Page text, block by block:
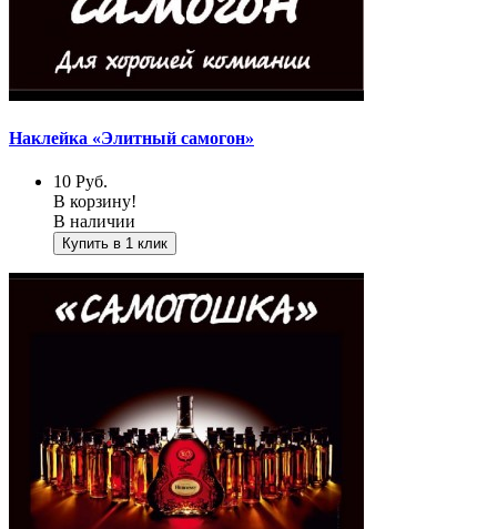
Наклейка «Элитный самогон»
10 Руб.
В корзину!
В наличии
Купить в 1 клик